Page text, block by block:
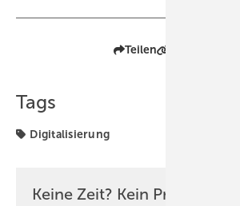
Teilen
Tags
Digitalisierung
Keine Zeit? Kein Problem mit